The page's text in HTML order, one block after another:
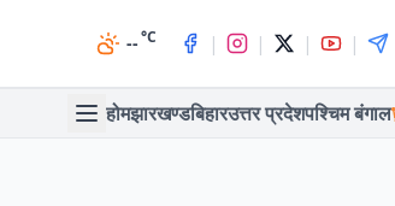
--°C | | | |
होमझारखण्डबिहारउत्तर प्रदेशपश्चिम बंगाल